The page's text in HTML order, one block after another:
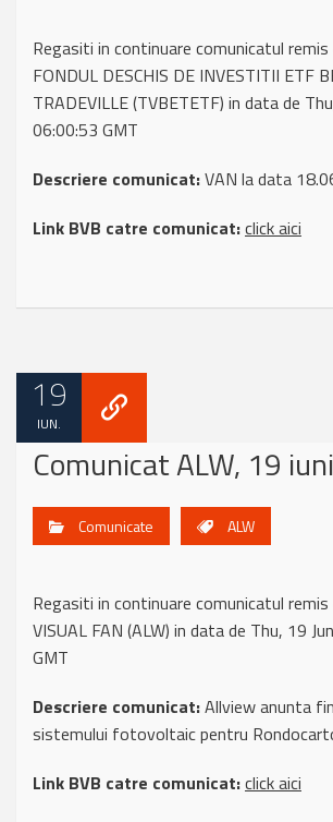
Regasiti in continuare comunicatul
FONDUL DESCHIS DE INVESTITII ETF
TRADEVILLE (TVBETETF) in data de
06:00:53 GMT
Descriere comunicat:VAN la data
Link BVB catre comunicat:click aici
19
IUN.
Comunicat ALW, 19
Comunicate ALW
Regasiti in continuare comunicatul
VISUAL FAN (ALW) in data de Thu, 19
GMT
Descriere comunicat:Allview anunta
sistemului fotovoltaic pentru
Link BVB catre comunicat:click aici